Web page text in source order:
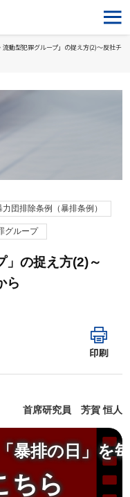
流動型犯罪グループ」の捉え方(2)～反社チ
力団排除条例（暴排条例）
グループ
」の捉え方(2)～
ら
印刷
首席研究員 芳賀 恒人
暴排の日」を
ちら